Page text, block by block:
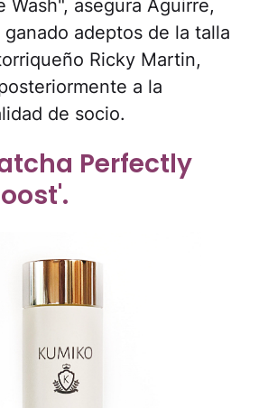
Wash", asegura Aguirre,
ganado adeptos de la talla
Ricky Martin,
a la
de socio.
Perfectly